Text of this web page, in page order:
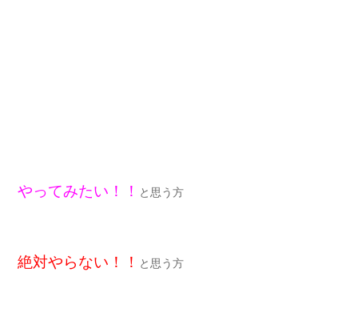
やってみたい！！ と思う方
絶対やらない！！ と思う方